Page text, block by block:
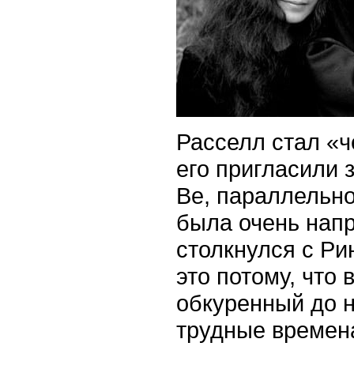
Расселл стал
его пригласили
Be,
была очень
столкнулся с
это потому,
обкуренный до
трудные